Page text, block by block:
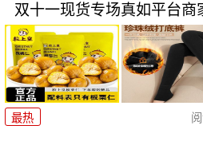
双十一现货专场真如平台商
最热